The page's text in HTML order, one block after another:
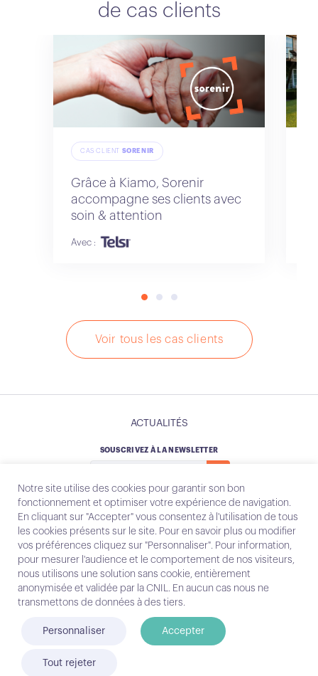
de cas clients
CAS CLIENT SORENIR
Grâce à Kiamo, Sorenir
accompagne ses clients avec
soin & attention
Avec :
Voir tous les cas clients
ACTUALITÉS
SOUSCRIVEZ À LA NEWSLETTER
Instagram
Email
Contact
© Conecteo 2025
Notre site utilise des cookies pour garantir son bon
fonctionnement et optimiser votre expérience de navigation.
En cliquant sur "Accepter" vous consentez à l'utilisation de tous
les cookies présents sur le site. Pour en savoir plus ou modifier
vos préférences cliquez sur "Personnaliser". Pour information,
pour mesurer l'audience et le comportement de nos visiteurs,
nous utilisons une solution sans cookie, entièrement
anonymisée et validée par la CNIL. En aucun cas nous ne
transmettons de données à des tiers.
Personnaliser Accepter
Tout rejeter